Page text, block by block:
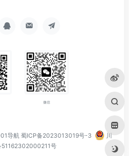
微信
导航 蜀ICP备2023013019号-3
川
51162302000211号